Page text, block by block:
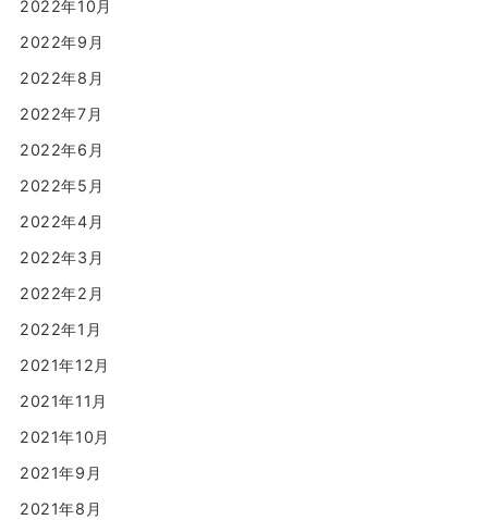
2022年10月
2022年9月
2022年8月
2022年7月
2022年6月
2022年5月
2022年4月
2022年3月
2022年2月
2022年1月
2021年12月
2021年11月
2021年10月
2021年9月
2021年8月